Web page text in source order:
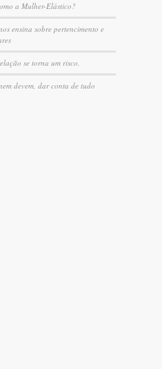
a Mulher-Elástico?
ensina sobre pertencimento e
se torna um risco.
devem, dar conta de tudo